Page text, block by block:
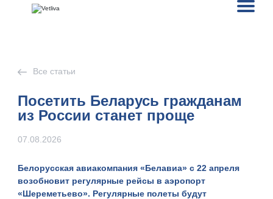
Все статьи
Посетить Беларусь гражданам
из России станет проще
07.08.2026
Белорусская авиакомпания «Белавиа»с 22 апреля
возобновит регулярные рейсы в аэропорт
«Шереметьево». Регулярные полеты будут